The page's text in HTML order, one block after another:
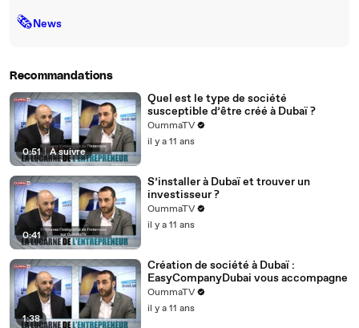
🗞News
Recommandations
0:51 | À suivre
Quel est le type de société
susceptible d’être créé à Dubaï ?
OummaTV
il y a 11 ans
0:41
S’installer à Dubaï et trouver un
investisseur ?
OummaTV
il y a 11 ans
1:38
Création de société à Dubaï :
EasyCompanyDubai vous accompagne
OummaTV
il y a 11 ans